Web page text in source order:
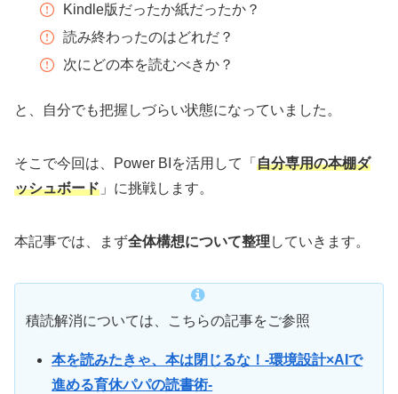
Kindle版だったか紙だったか？
読み終わったのはどれだ？
次にどの本を読むべきか？
と、自分でも把握しづらい状態になっていました。
そこで今回は、Power BIを活用して「 自分専用の本棚ダ
ッシュボード 」に挑戦します。
本記事では、まず全体構想について整理 していきます。
積読解消については、こちらの記事をご参照
本を読みたきゃ、本は閉じるな！-環境設計×AIで
進める育休パパの読書術-